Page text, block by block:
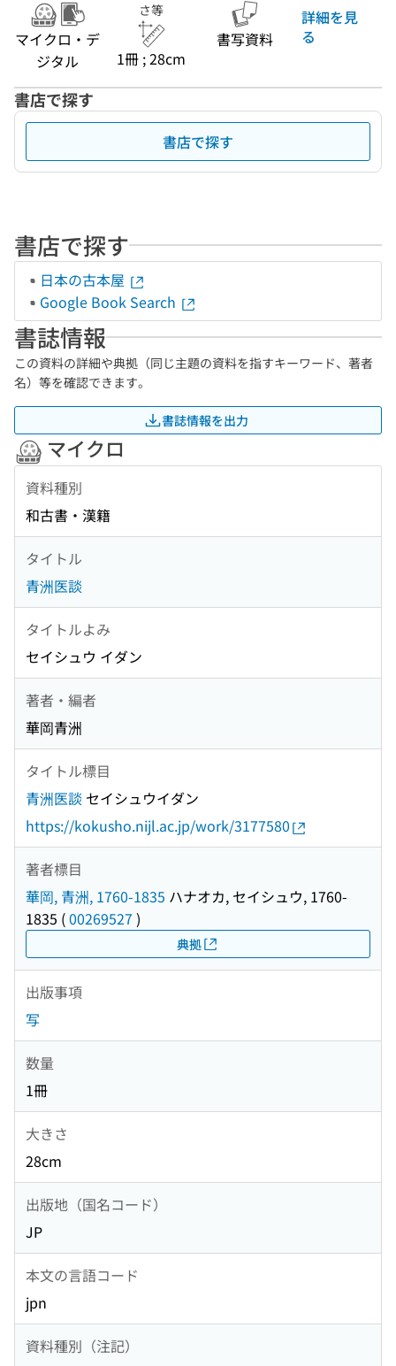
マイクロ・デ
ジタル
さ等
1冊 ; 28cm
書写資料
詳細を見
る
書店で探す
書店で探す
書店で探す
日本の古本屋
Google Book Search
書誌情報
この資料の詳細や典拠（同じ主題の資料を指すキーワード、著者
名）等を確認できます。
書誌情報を出力
マイクロ
資料種別
和古書・漢籍
タイトル
青洲医談
タイトルよみ
セイシュウ イダン
著者・編者
華岡青洲
タイトル標目
青洲医談 セイシュウイダン
https://kokusho.nijl.ac.jp/work/3177580
著者標目
華岡, 青洲, 1760-1835 ハナオカ, セイシュウ, 1760-
1835 (00269527 )
典拠
出版事項
写
数量
1冊
大きさ
28cm
出版地（国名コード）
JP
本文の言語コード
jpn
資料種別（注記）